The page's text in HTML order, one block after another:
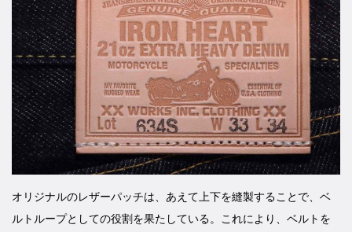
オリジナルのレザーパッチは、あえて上下を縫製することで、ベ
ルトループとしての役割を果たしている。これにより、ベルトを